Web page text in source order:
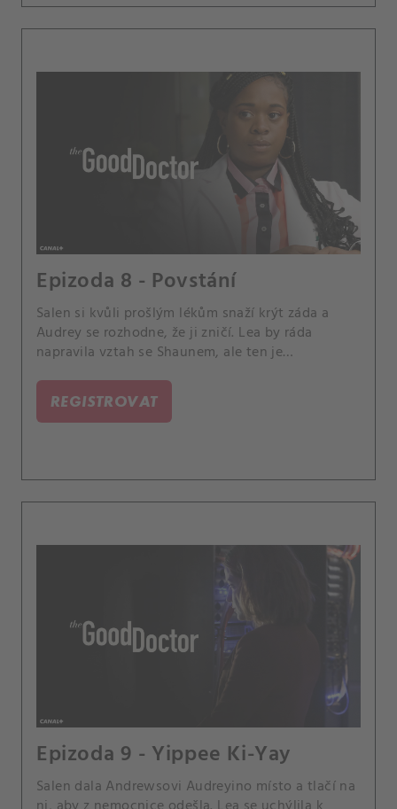
Epizoda 8 - Povstání
Salen si kvůli prošlým lékům snaží krýt záda a
Audrey se rozhodne, že ji zničí. Lea by ráda
napravila vztah se Shaunem, ale ten je
REGISTROVAT
Epizoda 9 - Yippee Ki-Yay
Salen dala Andrewsovi Audreyino místo a tlačí na